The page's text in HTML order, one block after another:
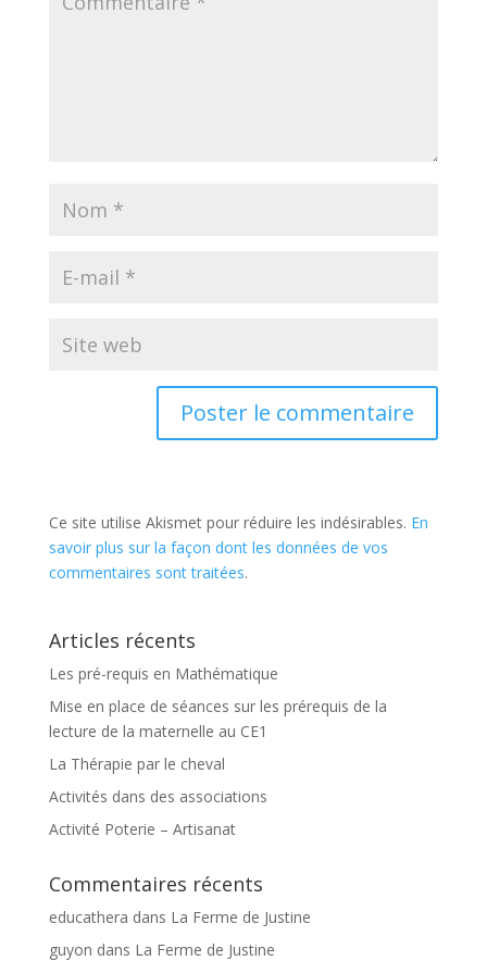
Ce site utilise Akismet pour réduire les indésirables. En
savoir plus sur la façon dont les données de vos
commentaires sont traitées.
Articles récents
Les pré-requis en Mathématique
Mise en place de séances sur les prérequis de la
lecture de la maternelle au CE1
La Thérapie par le cheval
Activités dans des associations
Activité Poterie – Artisanat
Commentaires récents
educathera dans La Ferme de Justine
guyon dans La Ferme de Justine